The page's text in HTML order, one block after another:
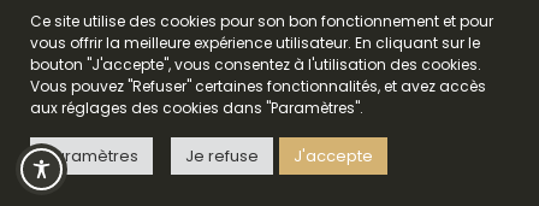
Paiement • Livraison • Retour
Conditions de vente
© 2026 Le Paris Canin®. Tous droits réservés.Design par Nekosign
cookies
Ce site utilise des cookies pour son bon fonctionnement et pour
vous offrir la meilleure expérience utilisateur. En cliquant sur le
bouton "J'accepte", vous consentez à l'utilisation des cookies.
Vous pouvez "Refuser" certaines fonctionnalités, et avez accès
aux réglages des cookies dans "Paramètres".
Paramètres Je refuse J'accepte